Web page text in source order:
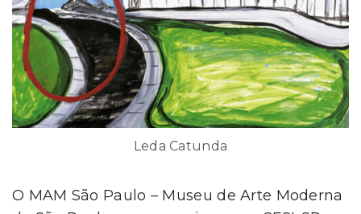
Leda Catunda
O MAM São Paulo – Museu de Arte Moderna